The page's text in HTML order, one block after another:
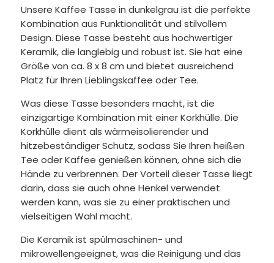
Unsere Kaffee Tasse in dunkelgrau ist die perfekte
Kombination aus Funktionalität und stilvollem
Design. Diese Tasse besteht aus hochwertiger
Keramik, die langlebig und robust ist. Sie hat eine
Größe von ca. 8 x 8 cm und bietet ausreichend
Platz für Ihren Lieblingskaffee oder Tee.
Was diese Tasse besonders macht, ist die
einzigartige Kombination mit einer Korkhülle. Die
Korkhülle dient als wärmeisolierender und
hitzebeständiger Schutz, sodass Sie Ihren heißen
Tee oder Kaffee genießen können, ohne sich die
Hände zu verbrennen. Der Vorteil dieser Tasse liegt
darin, dass sie auch ohne Henkel verwendet
werden kann, was sie zu einer praktischen und
vielseitigen Wahl macht.
Die Keramik ist spülmaschinen- und
mikrowellengeeignet, was die Reinigung und das